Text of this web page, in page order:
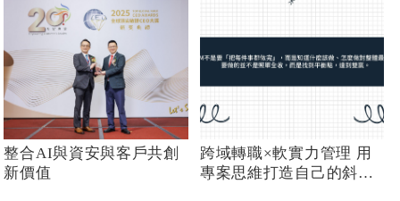
整合AI與資安與客戶共創
新價值
跨域轉職×軟實力管理 用
專案思維打造自己的斜槓